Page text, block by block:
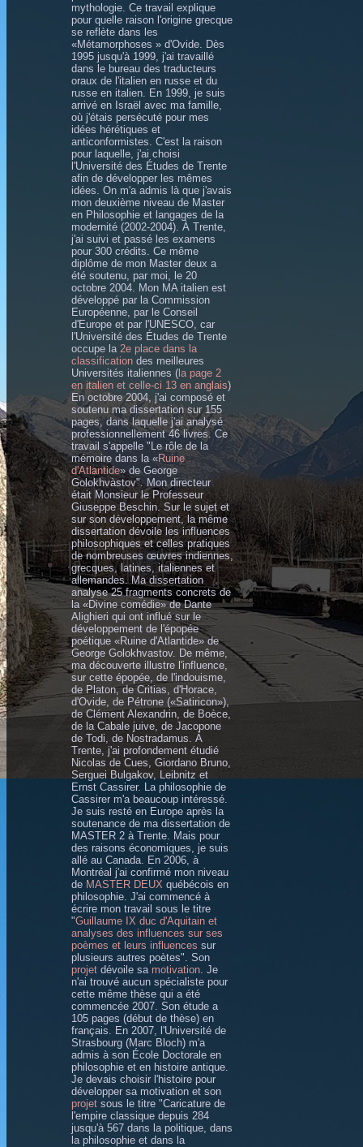
mythologie. Ce travail explique
pour quelle raison l'origine grecque
se reflète dans les
«Métamorphoses » d'Ovide. Dès
1995 jusqu'à 1999, j'ai travaillé
dans le bureau des traducteurs
oraux de l'italien en russe et du
russe en italien. En 1999, je suis
arrivé en Israël avec ma famille,
où j'étais persécuté pour mes
idées hérétiques et
anticonformistes. C'est la raison
pour laquelle, j'ai choisi
l'Université des Études de Trente
afin de développer les mêmes
idées. On m'a admis là que j'avais
mon deuxième niveau de Master
en Philosophie et langages de la
modernité (2002-2004). À Trente,
j'ai suivi et passé les examens
pour 300 crédits. Ce même
diplôme de mon Master deux a
été soutenu, par moi, le 20
octobre 2004. Mon MA italien est
développé par la Commission
Européenne, par le Conseil
d'Europe et par l'UNESCO, car
l'Université des Études de Trente
occupe la 2e place dans la
classification des meilleures
Universités italiennes ( la page 2
en italien et celle-ci 13 en anglais)
En octobre 2004, j'ai composé et
soutenu ma dissertation sur 155
pages, dans laquelle j'ai analysé
professionnellement 46 livres. Ce
travail s'appelle "Le rôle de la
mémoire dans la «Ruine
d'Atlantide» de George
Golokhvàstov". Mon directeur
était Monsieur le Professeur
Giuseppe Beschin. Sur le sujet et
sur son développement, la même
dissertation dévoile les influences
philosophiques et celles pratiques
de nombreuses œuvres indiennes,
grecques, latines, italiennes et
allemandes. Ma dissertation
analyse 25 fragments concrets de
la «Divine comédie» de Dante
Alighieri qui ont influé sur le
développement de l'épopée
poétique «Ruine d'Atlantide» de
George Golokhvastov. De même,
ma découverte illustre l'influence,
sur cette épopée, de l'indouisme,
de Platon, de Critias, d'Horace,
d'Ovide, de Pétrone («Satiricon»),
de Clément Alexandrin, de Boèce,
de la Cabale juive, de Jacopone
de Todi, de Nostradamus. À
Trente, j'ai profondement étudié
Nicolas de Cues, Giordano Bruno,
Serguei Bulgakov, Leibnitz et
Ernst Cassirer. La philosophie de
Cassirer m'a beaucoup intéressé.
Je suis resté en Europe après la
soutenance de ma dissertation de
MASTER 2 à Trente. Mais pour
des raisons économiques, je suis
allé au Canada. En 2006, à
Montréal j'ai confirmé mon niveau
de MASTER DEUX québécois en
philosophie. J'ai commencé à
écrire mon travail sous le titre
"Guillaume IX duc d'Aquitain et
analyses des influences sur ses
poèmes et leurs influences sur
plusieurs autres poètes". Son
projet dévoile sa motivation . Je
n'ai trouvé aucun spécialiste pour
cette même thèse qui a été
commencée 2007. Son étude a
105 pages (début de thèse) en
français. En 2007, l'Université de
Strasbourg (Marc Bloch) m'a
admis à son École Doctorale en
philosophie et en histoire antique.
Je devais choisir l'histoire pour
développer sa motivation et son
projet sous le titre "Caricature de
l'empire classique depuis 284
jusqu'à 567 dans la politique, dans
la philosophie et dans la